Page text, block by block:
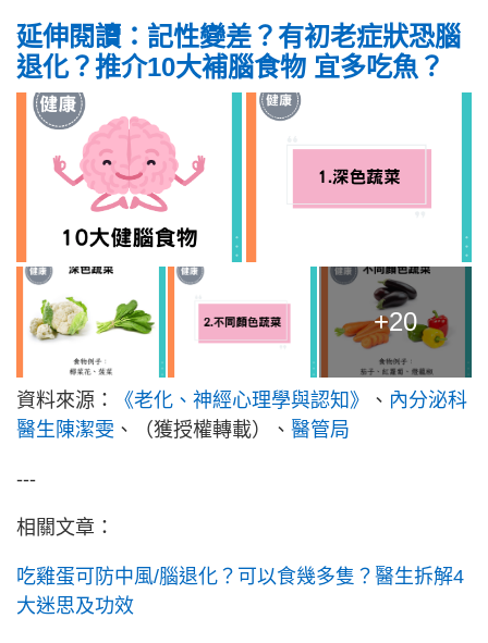
延伸閱讀：記性變差？有初老症狀恐腦
退化？推介10大補腦食物 宜多吃魚？
+20
資料來源： 《老化、神經心理學與認知》 、 內分泌科
醫生陳潔雯 、（獲授權轉載）、 醫管局
---
相關文章：
吃雞蛋可防中風/腦退化？可以食幾多隻？醫生拆解4
大迷思及功效